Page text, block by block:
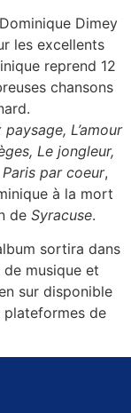
Dimey
les excellents
reprend 12
chansons
L’amour
Le jongleur,
par coeur,
à la mort
de Syracuse.
sortira dans
musique et
sur disponible
de